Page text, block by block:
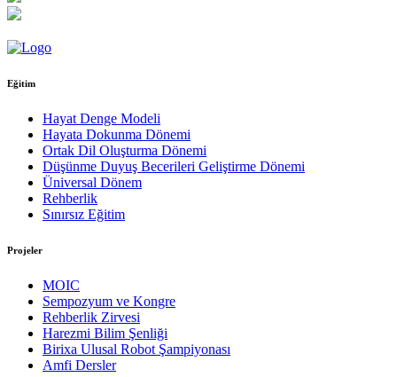
Eğitim
Hayat Denge Modeli
Hayata Dokunma Dönemi
Ortak Dil Oluşturma Dönemi
Düşünme Duyuş Becerileri Geliştirme Dönemi
Üniversal Dönem
Rehberlik
Sınırsız Eğitim
Projeler
MOIC
Sempozyum ve Kongre
Rehberlik Zirvesi
Harezmi Bilim Şenliği
Birixa Ulusal Robot Şampiyonası
Amfi Dersler